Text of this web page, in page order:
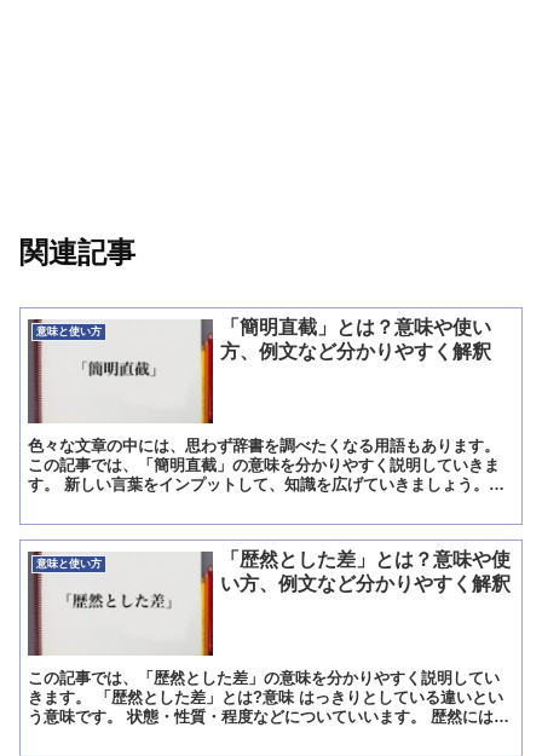
関連記事
意味と使い方
「簡明直截」とは？意味や使い
方、例文など分かりやすく解釈
色々な文章の中には、思わず辞書を調べたくなる用語もあります。
この記事では、「簡明直截」の意味を分かりやすく説明していきま
す。 新しい言葉をインプットして、知識を広げていきましょう。
意味と使い方
「歴然とした差」とは？意味や使
い方、例文など分かりやすく解釈
この記事では、「歴然とした差」の意味を分かりやすく説明してい
きます。 「歴然とした差」とは?意味 はっきりとしている違いとい
う意味です。 状態・性質・程度などについていいます。 歴然には、